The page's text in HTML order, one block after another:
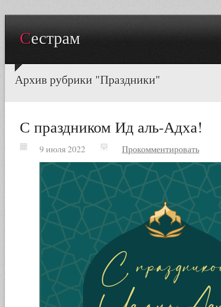
Сестрам
Архив рубрики "Праздники"
С праздником Ид аль-Адха!
9 июля 2022 Прокомментировать